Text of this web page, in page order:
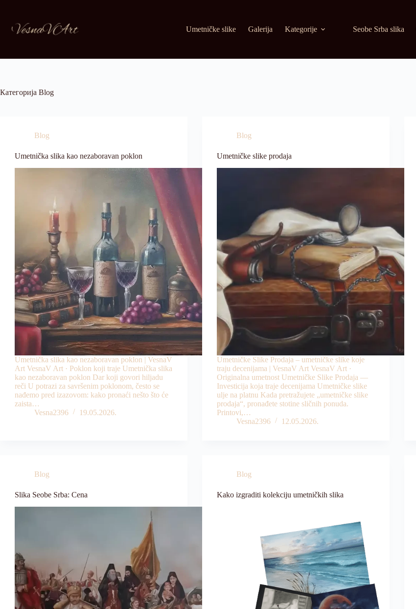
content
Umetničke slike
Galerija Kategorije Seobe Srba slika
Категорија Blog
Blog
Umetnička slika kao nezaboravan poklon
Umetnička slika kao nezaboravan poklon | VesnaV
Art VesnaV Art · Poklon koji traje Umetnička slika
kao nezaboravan poklon Dar koji govori hiljadu
reči U potrazi za savršenim poklonom, često se
nađemo pred izazovom: kako pronaći nešto što će
zaista…
Vesna2396
19.05.2026.
Blog
Umetničke slike prodaja
Umetničke Slike Prodaja – umetničke slike koje
traju decenijama | VesnaV Art VesnaV Art ·
Originalna umetnost Umetničke Slike Prodaja —
Investicija koja traje decenijama Umetničke slike
ulje na platnu Kada pretražujete „umetničke slike
prodaja“, pronađete stotine sličnih ponuda.
Printovi,…
Vesna2396
12.05.2026.
Blog
Slika Seobe Srba: Cena
Blog
Kako izgraditi kolekciju umetničkih slika